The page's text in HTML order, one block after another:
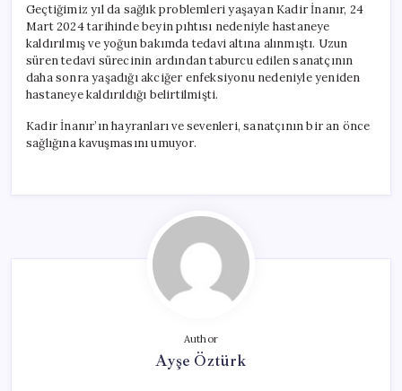
Geçtiğimiz yıl da sağlık problemleri yaşayan Kadir İnanır, 24
Mart 2024 tarihinde beyin pıhtısı nedeniyle hastaneye
kaldırılmış ve yoğun bakımda tedavi altına alınmıştı. Uzun
süren tedavi sürecinin ardından taburcu edilen sanatçının
daha sonra yaşadığı akciğer enfeksiyonu nedeniyle yeniden
hastaneye kaldırıldığı belirtilmişti.
Kadir İnanır’ın hayranları ve sevenleri, sanatçının bir an önce
sağlığına kavuşmasını umuyor.
Author
Ayşe Öztürk